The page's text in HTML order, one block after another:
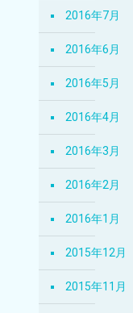
2016年7月
2016年6月
2016年5月
2016年4月
2016年3月
2016年2月
2016年1月
2015年12月
2015年11月